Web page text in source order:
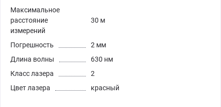
Максимальное
расстояние
измерений
30 м
Погрешность
2 мм
Длина волны
630 нм
Класс лазера
2
Цвет лазера
красный